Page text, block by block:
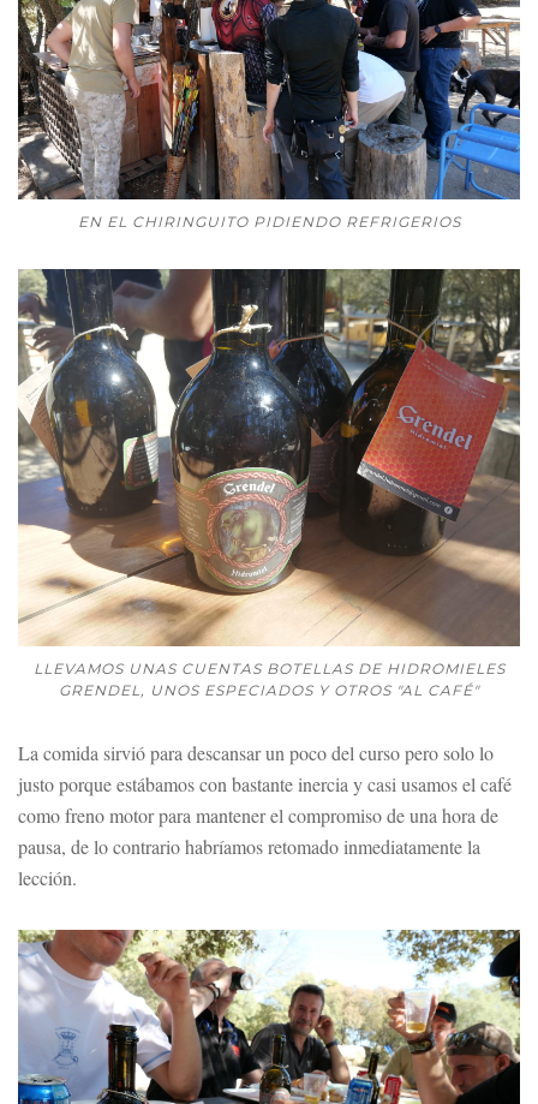
EN EL CHIRINGUITO PIDIENDO REFRIGERIOS
LLEVAMOS UNAS CUENTAS BOTELLAS DE HIDROMIELES
GRENDEL, UNOS ESPECIADOS Y OTROS "AL CAFÉ"
La comida sirvió para descansar un poco del curso pero solo lo
justo porque estábamos con bastante inercia y casi usamos el café
como freno motor para mantener el compromiso de una hora de
pausa, de lo contrario habríamos retomado inmediatamente la
lección.